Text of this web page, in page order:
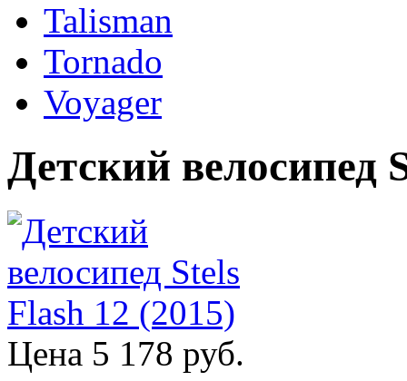
Talisman
Tornado
Voyager
Детский велосипед
Цена 5 178 руб.